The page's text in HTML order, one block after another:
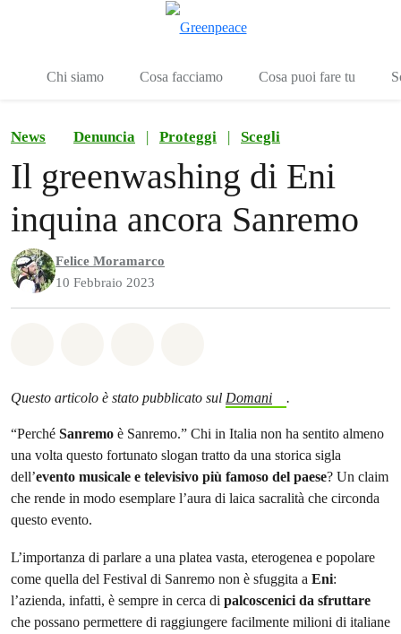
Chi siamo Cosa facciamo Cosa puoi fare tu
News Denuncia | Proteggi | Scegli
Il greenwashing di Eni
inquina ancora Sanremo
Felice Moramarco
10 Febbraio 2023
Questo articolo è stato pubblicato sul Domani .
“Perché Sanremo è Sanremo.” Chi in Italia non ha sentito almeno
una volta questo fortunato slogan tratto da una storica sigla
dell’evento musicale e televisivo più famoso del paese? Un claim
che rende in modo esemplare l’aura di laica sacralità che circonda
questo evento.
L’importanza di parlare a una platea vasta, eterogenea e popolare
come quella del Festival di Sanremo non è sfuggita a Eni:
l’azienda, infatti, è sempre in cerca di palcoscenici da sfruttare
che possano permettere di raggiungere facilmente milioni di italiane